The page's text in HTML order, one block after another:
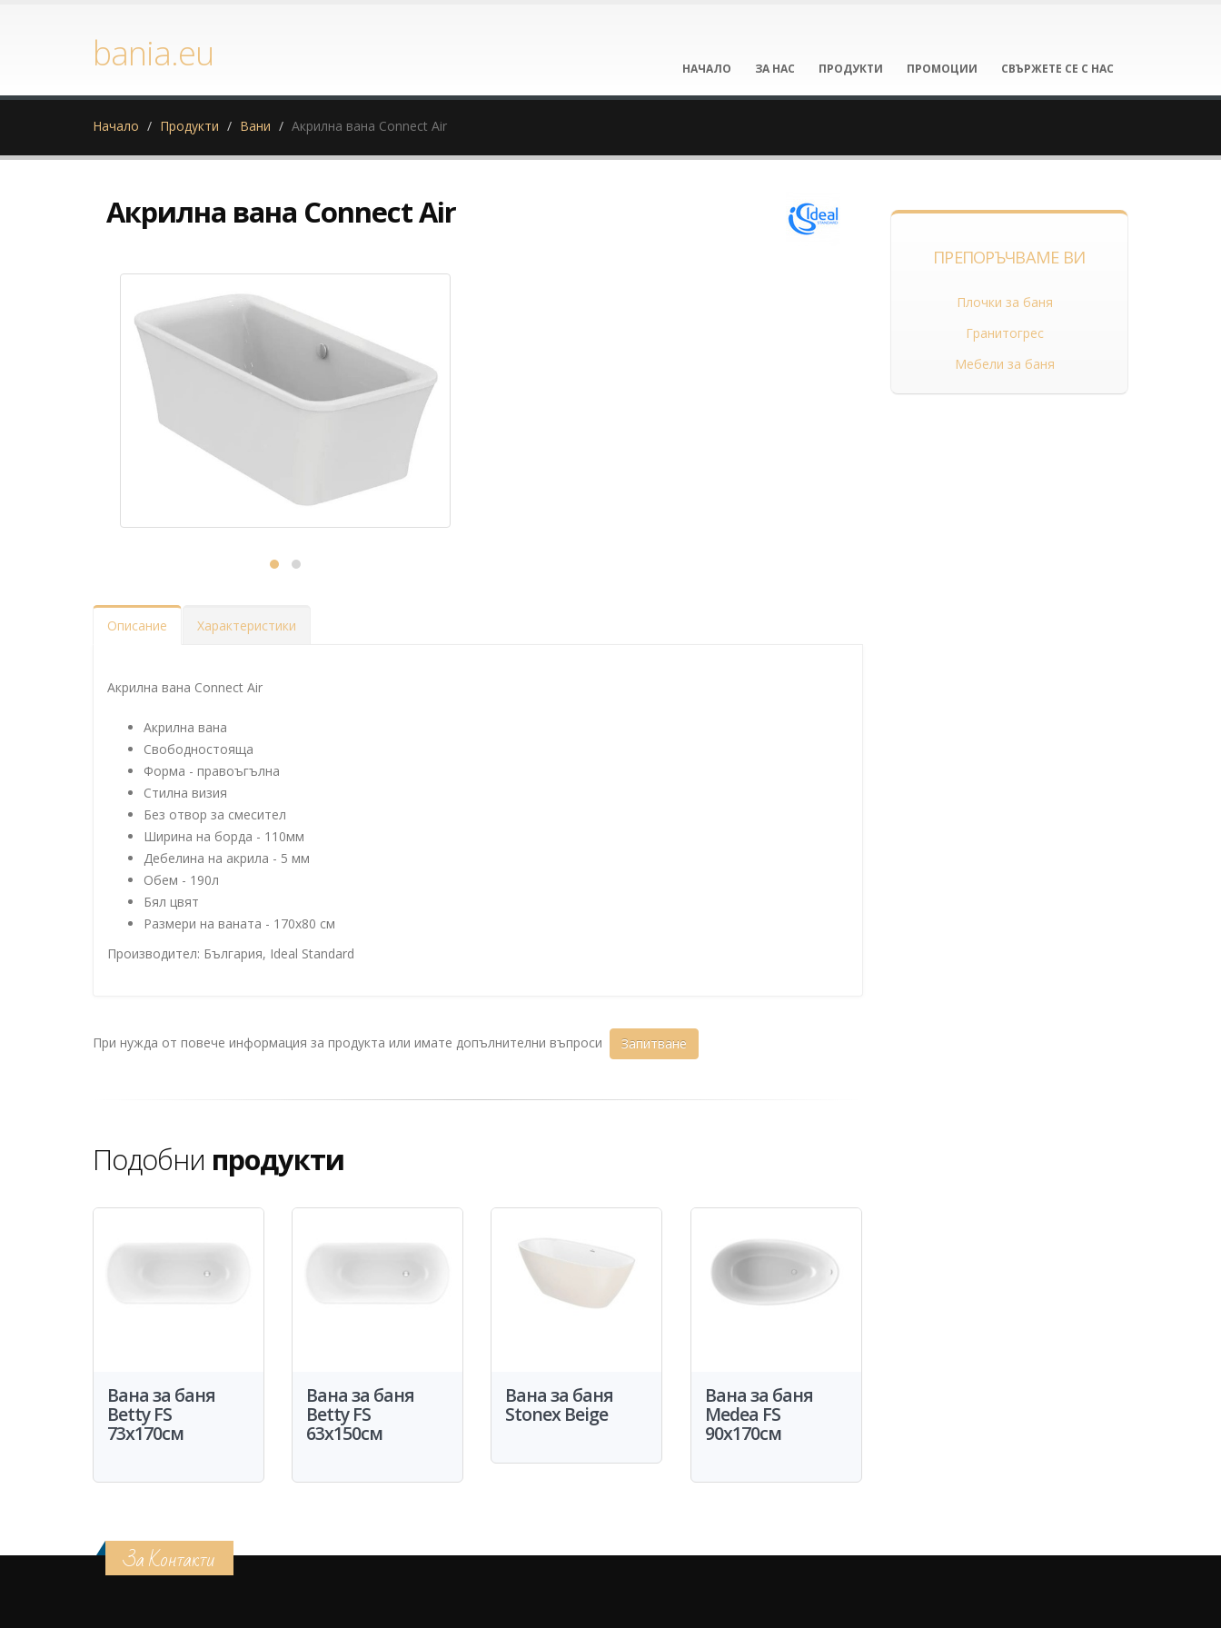
bania.eu НАЧАЛО ЗА НАС ПРОДУКТИ ПРОМОЦИИ СВЪРЖЕТЕ СЕ С НАС
Начало Продукти Вани Акрилна вана Connect Air
Акрилна вана Connect Air
Описание Характеристики
Акрилна вана Connect Air
Акрилна вана
Свободностояща
Форма - правоъгълна
Стилна визия
Без отвор за смесител
Ширина на борда - 110мм
Дебелина на акрила - 5 мм
Обем - 190л
Бял цвят
Размери на ваната - 170x80 см
Производител: България, Ideal Standard
При нужда от повече информация за продукта или имате допълнителни въпроси Запитване
Подобни продукти
Вана за баня
Betty FS
73x170см
Вана за баня
Betty FS
63x150см
Вана за баня
Stonex Beige
Вана за баня
Medea FS
90x170см
ПРЕПОРЪЧВАМЕ ВИ
Плочки за баня
Гранитогрес
Мебели за баня
За Контакти